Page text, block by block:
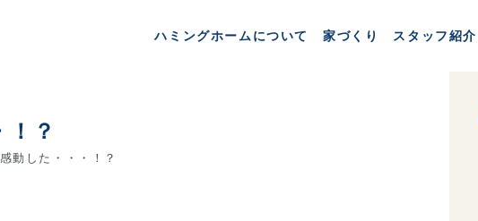
ハミングホームについて 家づくり スタッフ紹介
？
動した・・・！？